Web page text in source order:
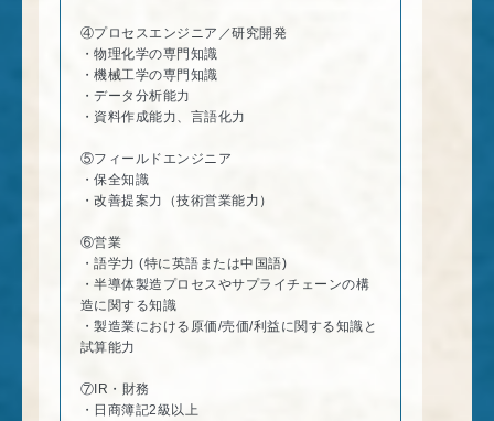
④プロセスエンジニア／研究開発
・物理化学の専門知識
・機械工学の専門知識
・データ分析能力
・資料作成能力、言語化力
⑤フィールドエンジニア
・保全知識
・改善提案力（技術営業能力）
⑥営業
・語学力 (特に英語または中国語)
・半導体製造プロセスやサプライチェーンの構
造に関する知識
・製造業における原価/売価/利益に関する知識と
試算能力
⑦IR・財務
・日商簿記2級以上